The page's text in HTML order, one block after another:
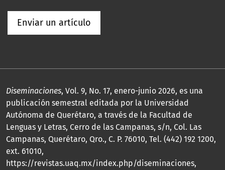
Enviar un artículo
Diseminaciones, Vol. 9, No. 17, enero-junio 2026, es una
publicación semestral editada por la Universidad
Autónoma de Querétaro, a través de la Facultad de
Lenguas y Letras, Cerro de las Campanas, s/n, Col. Las
Campanas, Querétaro, Qro., C. P. 76010, Tel. (442) 192 1200,
ext. 61010,
https://revistas.uaq.mx/index.php/diseminaciones,